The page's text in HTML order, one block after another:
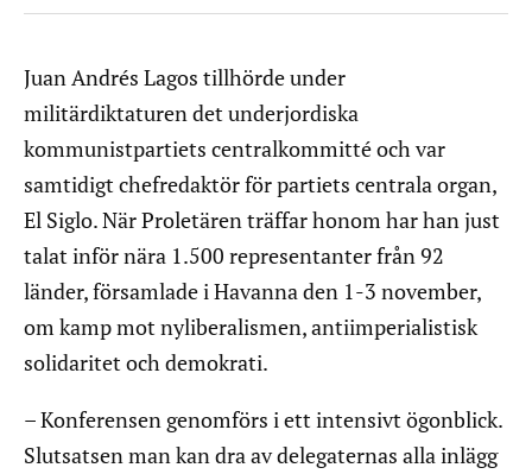
Juan Andrés Lagos tillhörde under
militärdiktaturen det underjordiska
kommunistpartiets centralkommitté och var
samtidigt chefredaktör för partiets centrala organ,
El Siglo. När Proletären träffar honom har han just
talat inför nära 1.500 representanter från 92
länder, församlade i Havanna den 1-3 november,
om kamp mot nyliberalismen, antiimperialistisk
solidaritet och demokrati.
– Konferensen genomförs i ett intensivt ögonblick.
Slutsatsen man kan dra av delegaternas alla inlägg